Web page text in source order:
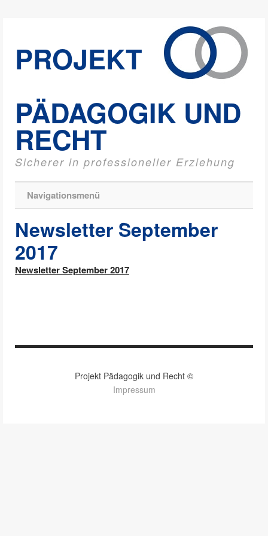
PROJEKT
PÄDAGOGIK UND
RECHT
Sicherer in professioneller Erziehung
Navigationsmenü
Newsletter September
2017
Newsletter September 2017
Projekt Pädagogik und Recht ©
Impressum